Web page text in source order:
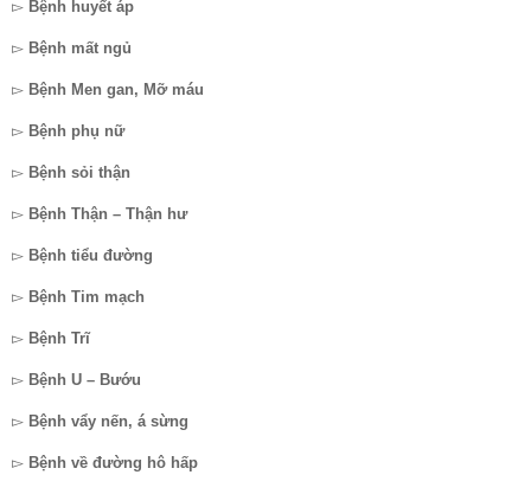
▻ Bệnh huyết áp
▻ Bệnh mất ngủ
▻ Bệnh Men gan, Mỡ máu
▻ Bệnh phụ nữ
▻ Bệnh sỏi thận
▻ Bệnh Thận – Thận hư
▻ Bệnh tiểu đường
▻ Bệnh Tim mạch
▻ Bệnh Trĩ
▻ Bệnh U – Bướu
▻ Bệnh vẩy nến, á sừng
▻ Bệnh về đường hô hấp